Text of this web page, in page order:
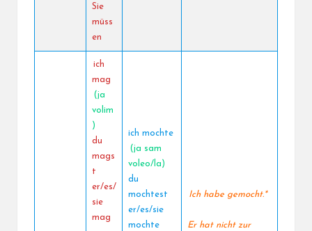
Sie
müss
en
ich
mag
(ja
volim
)
du
mags
t
er/es/
sie
mag
ich mochte
(ja sam
voleo/la)
du
mochtest
er/es/sie
mochte
Ich habe gemocht.*
Er hat nicht zur